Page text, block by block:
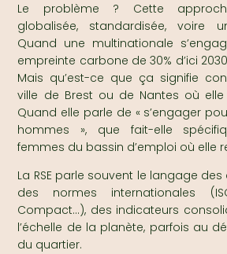
Le problème ? Cette
globalisée, standardisée, voire
Quand une multinationale
empreinte carbone de 30% d’ici
Mais qu’est-ce que ça signifie
ville de Brest ou de Nantes où
Quand elle parle de « s’engager
hommes », que fait-elle
femmes du bassin d’emploi où elle
La RSE parle souvent le langage
des normes internationales
Compact…), des indicateurs
l’échelle de la planète, parfois au
du quartier.